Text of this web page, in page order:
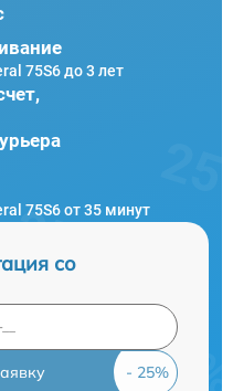
75S6 до 3 лет
75S6 от 35 минут
со